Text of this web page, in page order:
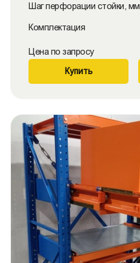
Шаг перфорации стойки, мм.
Комплектация
Цена по запросу
Купить